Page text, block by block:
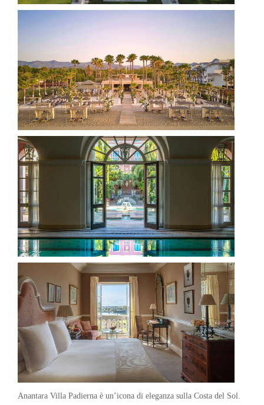
Anantara Villa Padierna è un’icona di eleganza sulla Costa del Sol.